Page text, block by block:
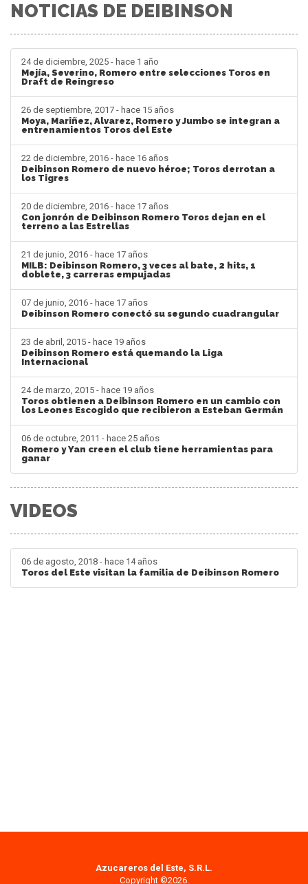
NOTICIAS DE DEIBINSON
24 de diciembre, 2025 - hace 1 año
Mejía, Severino, Romero entre selecciones Toros en
Draft de Reingreso
26 de septiembre, 2017 - hace 15 años
Moya, Mariñez, Alvarez, Romero y Jumbo se integran a
entrenamientos Toros del Este
22 de diciembre, 2016 - hace 16 años
Deibinson Romero de nuevo héroe; Toros derrotan a
los Tigres
20 de diciembre, 2016 - hace 17 años
Con jonrón de Deibinson Romero Toros dejan en el
terreno a las Estrellas
21 de junio, 2016 - hace 17 años
MILB: Deibinson Romero, 3 veces al bate, 2 hits, 1
doblete, 3 carreras empujadas
07 de junio, 2016 - hace 17 años
Deibinson Romero conectó su segundo cuadrangular
23 de abril, 2015 - hace 19 años
Deibinson Romero está quemando la Liga
Internacional
24 de marzo, 2015 - hace 19 años
Toros obtienen a Deibinson Romero en un cambio con
los Leones Escogido que recibieron a Esteban Germán
06 de octubre, 2011 - hace 25 años
Romero y Yan creen el club tiene herramientas para
ganar
VIDEOS
06 de agosto, 2018 - hace 14 años
Toros del Este visitan la familia de Deibinson Romero
Azucareros del Este, S.R.L.
Copyright ©2026.